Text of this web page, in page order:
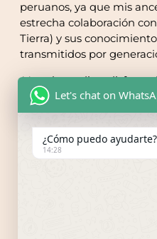
peruanos, ya que mis
estrecha colaboración
Tierra) y sus
transmitidos por
¡Ven al estudio y disfruta
seductora !Let's chat on
¿Cómo puedo ayudarte?
14:28